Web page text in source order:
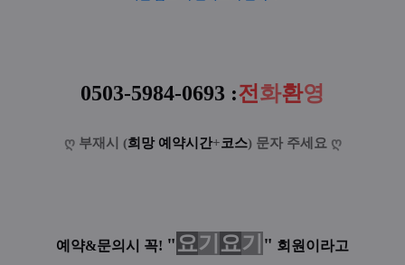
0503-5984-0693 :전화환영
ღ 부재시 (희망 예약시간+코스) 문자 주세요 ღ
예약&문의시 꼭! "요기 요기 " 회원이라고